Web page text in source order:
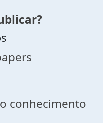
conhecimento